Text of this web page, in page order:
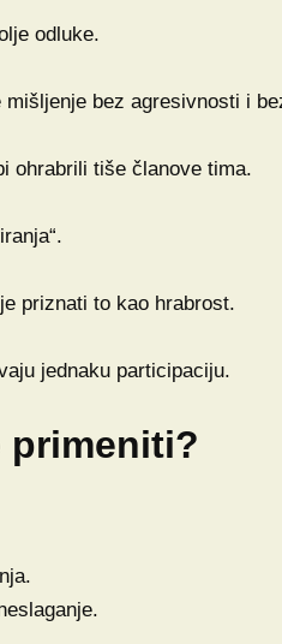
odluke.
bez agresivnosti i
ohrabrili tiše članove tima.
priznati to kao hrabrost.
jednaku participaciju.
primeniti?